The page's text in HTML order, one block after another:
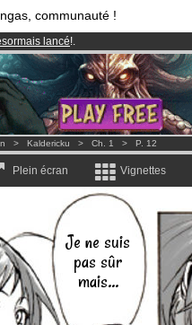
communauté !
lancé!.
de3.95 eurospar mois !Clique ici
BDs & Mangas!
> Kaldericku > Ch. 1 > P. 12
Plein écran Vignettes
Je ne suis
pas sûr
mais...